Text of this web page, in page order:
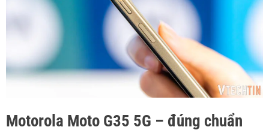
Motorola Moto G35 5G – đúng chuẩn